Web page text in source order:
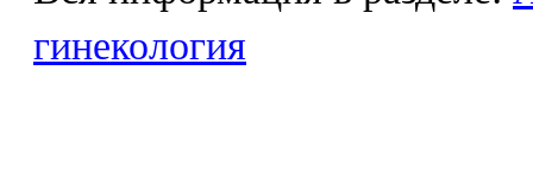
гинекология